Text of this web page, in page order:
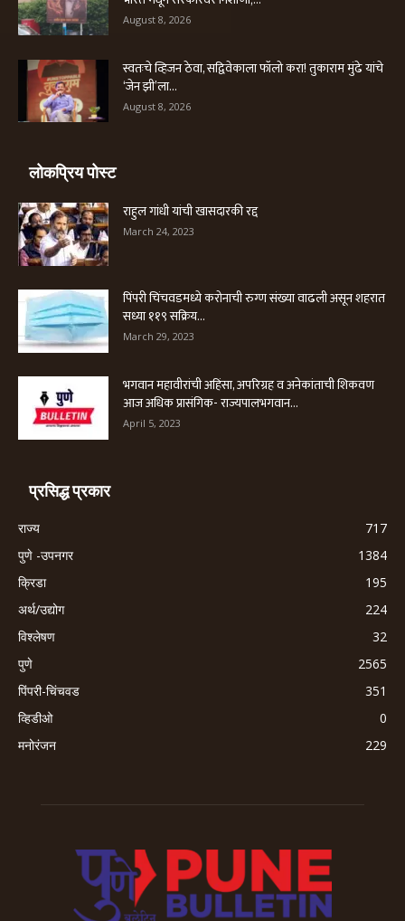
August 8, 2026
स्वतःचे व्हिजन ठेवा, सद्विवेकाला फॉलो करा! तुकाराम मुंढे यांचे
‘जेन झी’ला...
August 8, 2026
लोकप्रिय पोस्ट
राहुल गांधी यांची खासदारकी रद्द
March 24, 2023
पिंपरी चिंचवडमध्ये करोनाची रुग्ण संख्या वाढली असून शहरात
सध्या ११९ सक्रिय...
March 29, 2023
भगवान महावीरांची अहिंसा, अपरिग्रह व अनेकांताची शिकवण
आज अधिक प्रासंगिक- राज्यपालभगवान...
April 5, 2023
प्रसिद्ध प्रकार
राज्य
717
पुणे -उपनगर
1384
क्रिडा
195
अर्थ/उद्योग
224
विश्लेषण
32
पुणे
2565
पिंपरी-चिंचवड
351
व्हिडीओ
0
मनोरंजन
229